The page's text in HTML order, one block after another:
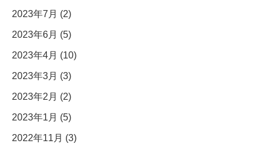
2023年7月 (2)
2023年6月 (5)
2023年4月 (10)
2023年3月 (3)
2023年2月 (2)
2023年1月 (5)
2022年11月 (3)